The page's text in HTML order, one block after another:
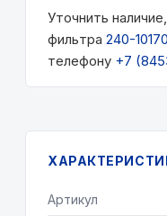
Уточнить
фильтра 240-
телефону +7
Артикул